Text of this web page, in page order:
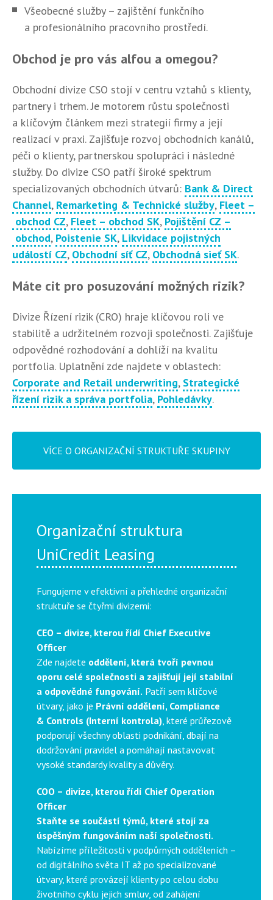
Všeobecné služby – zajištění funkčního
a profesionálního pracovního prostředí.
Obchod je pro vás alfou a omegou?
Obchodní divize CSO stojí v centru vztahů s klienty,
partnery i trhem. Je motorem růstu společnosti
a klíčovým článkem mezi strategií firmy a její
realizací v praxi. Zajišťuje rozvoj obchodních kanálů,
péči o klienty, partnerskou spolupráci i následné
služby. Do divize CSO patří široké spektrum
specializovaných obchodních útvarů: Bank & Direct
Channel, Remarketing & Technické služby, Fleet –
obchod CZ, Fleet – obchod SK, Pojištění CZ –
obchod, Poistenie SK, Likvidace pojistných
událostí CZ, Obchodní síť CZ, Obchodná sieť SK.
Máte cit pro posuzování možných rizik?
Divize Řízení rizik (CRO) hraje klíčovou roli ve
stabilitě a udržitelném rozvoji společnosti. Zajišťuje
odpovědné rozhodování a dohlíží na kvalitu
portfolia. Uplatnění zde najdete v oblastech:
Corporate and Retail underwriting, Strategické
řízení rizik a správa portfolia, Pohledávky.
VÍCE O ORGANIZAČNÍ STRUKTUŘE SKUPINY
Organizační struktura
UniCredit Leasing
Fungujeme v efektivní a přehledné organizační
struktuře se čtyřmi divizemi:
CEO – divize, kterou řídí Chief Executive
Officer
Zde najdete oddělení, která tvoří pevnou
oporu celé společnosti a zajišťují její stabilní
a odpovědné fungování. Patří sem klíčové
útvary, jako je Právní oddělení, Compliance
& Controls (Interní kontrola), které průřezově
podporují všechny oblasti podnikání, dbají na
dodržování pravidel a pomáhají nastavovat
vysoké standardy kvality a důvěry.
COO – divize, kterou řídí Chief Operation
Officer
Staňte se součástí týmů, které stojí za
úspěšným fungováním naší společnosti.
Nabízíme příležitosti v podpůrných odděleních –
od digitálního světa IT až po specializované
útvary, které provázejí klienty po celou dobu
životního cyklu jejich smluv, od zahájení